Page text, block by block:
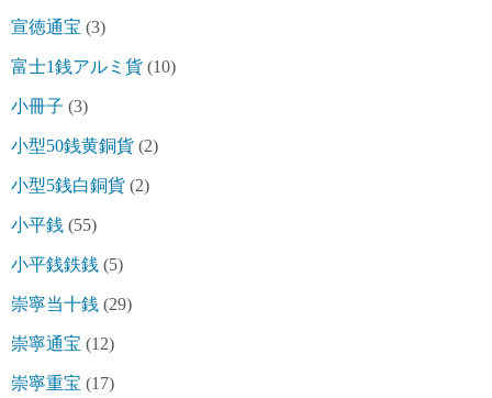
宣徳通宝 (3)
富士1銭アルミ貨 (10)
小冊子 (3)
小型50銭黄銅貨 (2)
小型5銭白銅貨 (2)
小平銭 (55)
小平銭鉄銭 (5)
崇寧当十銭 (29)
崇寧通宝 (12)
崇寧重宝 (17)